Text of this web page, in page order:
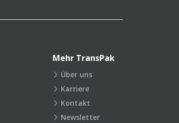
Mehr TransPak
Über uns
Karriere
Kontakt
Newsletter